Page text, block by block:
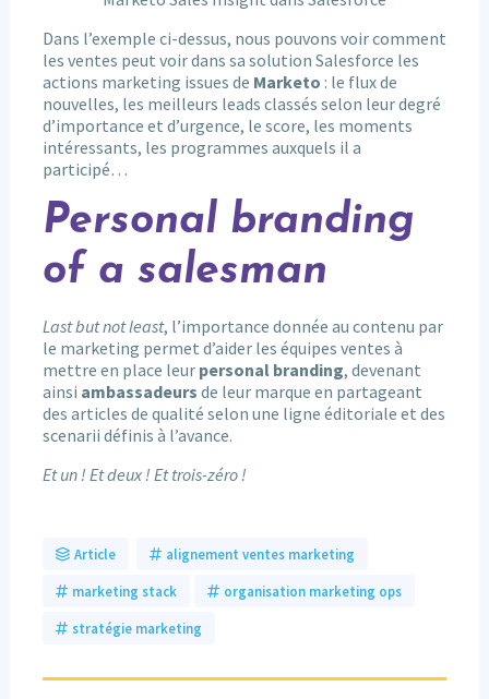
Dans l’exemple ci-dessus, nous pouvons voir comment
les ventes peut voir dans sa solution Salesforce les
actions marketing issues de Marketo : le flux de
nouvelles, les meilleurs leads classés selon leur degré
d’importance et d’urgence, le score, les moments
intéressants, les programmes auxquels il a
participé…
Personal branding
of a salesman
Last but not least, l’importance donnée au contenu par
le marketing permet d’aider les équipes ventes à
mettre en place leur personal branding, devenant
ainsi ambassadeurs de leur marque en partageant
des articles de qualité selon une ligne éditoriale et des
scenarii définis à l’avance.
Et un ! Et deux ! Et trois-zéro !
Article alignement ventes marketing
marketing stack organisation marketing ops
stratégie marketing